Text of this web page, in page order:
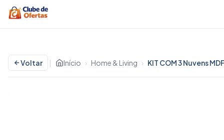
Voltar | Início › Home & Living ›